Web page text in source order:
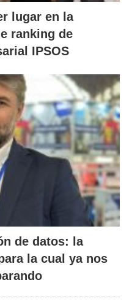
lugar en la
ranking de
IPSOS
de datos: la
la cual ya nos